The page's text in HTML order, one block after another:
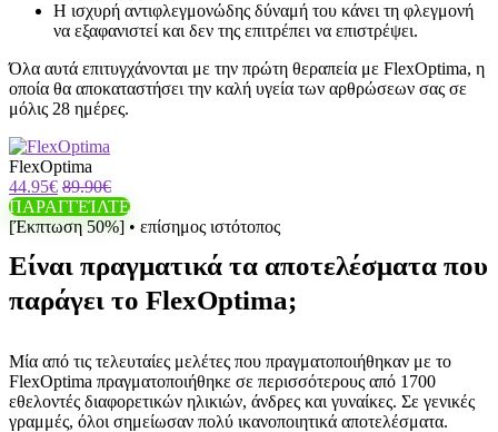
Η ισχυρή αντιφλεγμονώδης δύναμή του κάνει τη φλεγμονή
να εξαφανιστεί και δεν της επιτρέπει να επιστρέψει.
Όλα αυτά επιτυγχάνονται με την πρώτη θεραπεία με FlexOptima, η
οποία θα αποκαταστήσει την καλή υγεία των αρθρώσεων σας σε
μόλις 28 ημέρες.
FlexOptima
44.95€ 89.90€
ΠΑΡΑΓΓΕΊΛΤΕ
[Έκπτωση 50%] • επίσημος ιστότοπος
Είναι πραγματικά τα αποτελέσματα που
παράγει το FlexOptima;
Μία από τις τελευταίες μελέτες που πραγματοποιήθηκαν με το
FlexOptima πραγματοποιήθηκε σε περισσότερους από 1700
εθελοντές διαφορετικών ηλικιών, άνδρες και γυναίκες. Σε γενικές
γραμμές, όλοι σημείωσαν πολύ ικανοποιητικά αποτελέσματα.